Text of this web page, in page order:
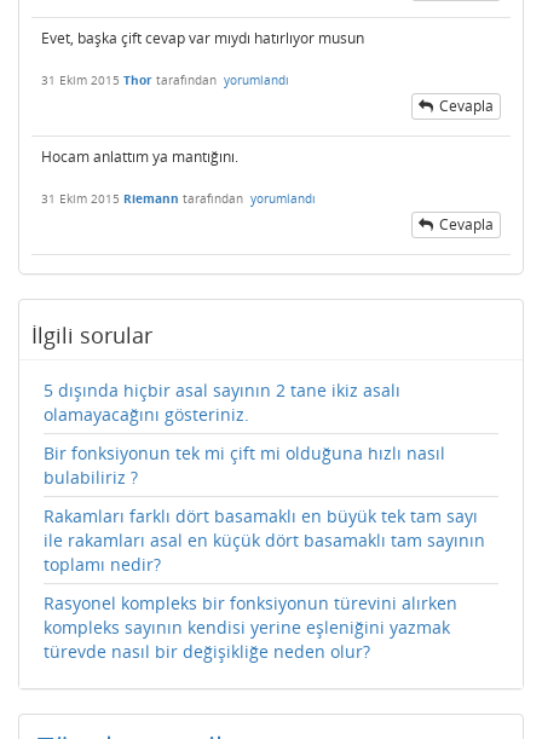
Evet, başka çift cevap var mıydı hatırlıyor musun
31 Ekim 2015 Thor tarafından yorumlandı
Cevapla
Hocam anlattım ya mantığını.
31 Ekim 2015 Riemann tarafından yorumlandı
Cevapla
İlgili sorular
5 dışında hiçbir asal sayının 2 tane ikiz asalı
olamayacağını gösteriniz.
Bir fonksiyonun tek mi çift mi olduğuna hızlı nasıl
bulabiliriz ?
Rakamları farklı dört basamaklı en büyük tek tam sayı
ile rakamları asal en küçük dört basamaklı tam sayının
toplamı nedir?
Rasyonel kompleks bir fonksiyonun türevini alırken
kompleks sayının kendisi yerine eşleniğini yazmak
türevde nasıl bir değişikliğe neden olur?